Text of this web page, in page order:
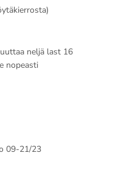
neljä last 16
nopeasti
09-21/23